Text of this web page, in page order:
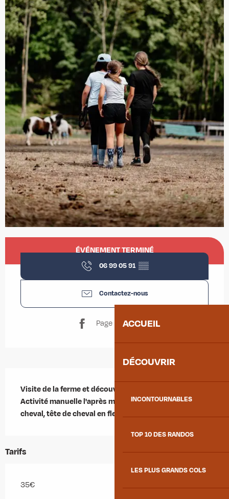
ACCUEIL
DÉCOUVRIR
INCONTOURNABLES
TOP 10 DES RANDOS
LES PLUS GRANDS COLS
Ouverture et coordonnées
ÉVÉNEMENT TERMINÉ
06 99 05 91 ▒▒
Contactez-nous
Page Facebook
Visite de la ferme et découverte des animaux le matin.
Activité manuelle l'après midi : décoration de fer à
cheval, tête de cheval en fleur, animaux en liège.
Tarifs
35€